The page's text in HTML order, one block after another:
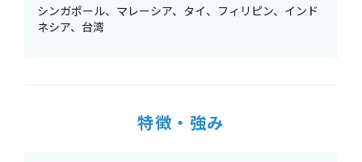
シンガポール、マレーシア、タイ、フィリピン、インド
ネシア、台湾
特徴・強み